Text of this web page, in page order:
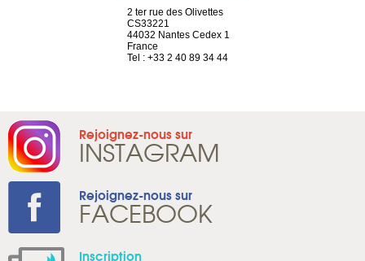
2 ter rue des Olivettes
CS33221
44032 Nantes Cedex 1
France
Tel : +33 2 40 89 34 44
Rejoignez-nous sur
INSTAGRAM
Rejoignez-nous sur
FACEBOOK
Inscription